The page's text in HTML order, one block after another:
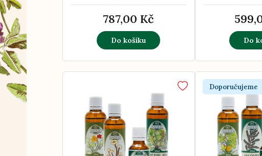
787,00 Kč
Do košíku Do
Doporučujeme